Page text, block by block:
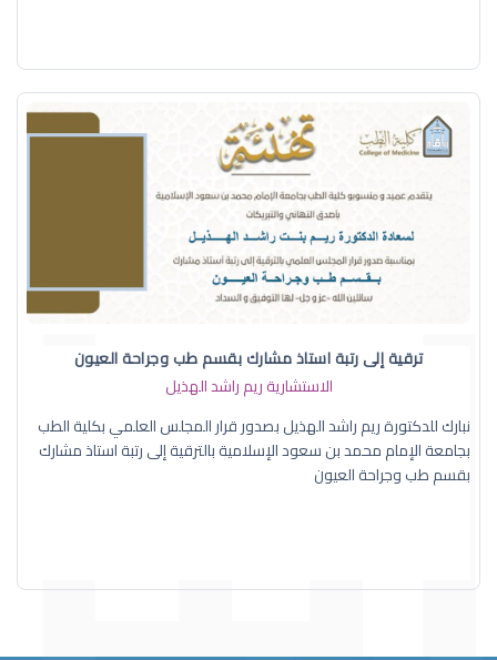
ترقية إلى رتبة استاذ مشارك بقسم طب وجراحة العيون
الاستشارية ريم راشد الهذيل
نبارك للدكتورة ريم راشد الهذيل بصدور قرار المجلس العلمي بكلية الطب
بجامعة الإمام محمد بن سعود الإسلامية بالترقية إلى رتبة استاذ مشارك
بقسم طب وجراحة العيون